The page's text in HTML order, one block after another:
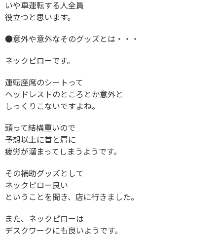
いや車運転する人全員
役立つと思います。
●意外や意外なそのグッズとは・・・
ネックピローです。
運転座席のシートって
ヘッドレストのところとか意外と
しっくりこないですよね。
頭って結構重いので
予想以上に首と肩に
疲労が溜まってしまうようです。
その補助グッズとして
ネックピロー良い
ということを聞き、店に行きました。
また、ネックピローは
デスクワークにも良いようです。